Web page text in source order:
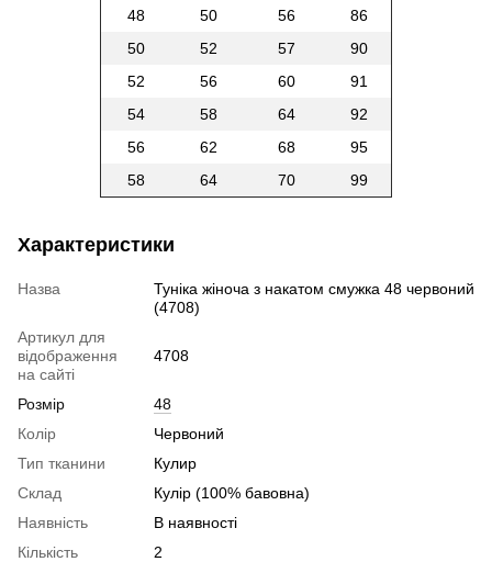
48
50 56
86
50
52 57
90
52
56 60
91
54
58 64
92
56
62 68
95
58
64 70 99
Характеристики
Назва
Туніка жіноча з накатом смужка 48 червоний
(4708)
Артикул для
відображення
на сайті
4708
Розмір
48
Колір
Червоний
Тип тканини
Кулир
Склад
Кулір (100% бавовна)
Наявність
В наявності
Кількість
2